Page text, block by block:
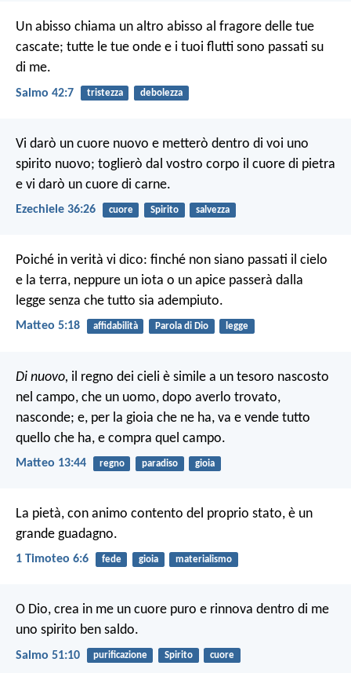
Un abisso chiama un altro abisso al fragore delle tue
cascate; tutte le tue onde e i tuoi flutti sono passati su
di me.
Salmo 42:7 tristezza debolezza
Vi darò un cuore nuovo e metterò dentro di voi uno
spirito nuovo; toglierò dal vostro corpo il cuore di pietra
e vi darò un cuore di carne.
Ezechiele 36:26 cuore Spirito salvezza
Poiché in verità vi dico: finché non siano passati il cielo
e la terra, neppure un iota o un apice passerà dalla
legge senza che tutto sia adempiuto.
Matteo 5:18 affidabilità Parola di Dio legge
Di nuovo, il regno dei cieli è simile a un tesoro nascosto
nel campo, che un uomo, dopo averlo trovato,
nasconde; e, per la gioia che ne ha, va e vende tutto
quello che ha, e compra quel campo.
Matteo 13:44 regno paradiso gioia
La pietà, con animo contento del proprio stato, è un
grande guadagno.
1 Timoteo 6:6 fede gioia materialismo
O Dio, crea in me un cuore puro e rinnova dentro di me
uno spirito ben saldo.
Salmo 51:10 purificazione Spirito cuore